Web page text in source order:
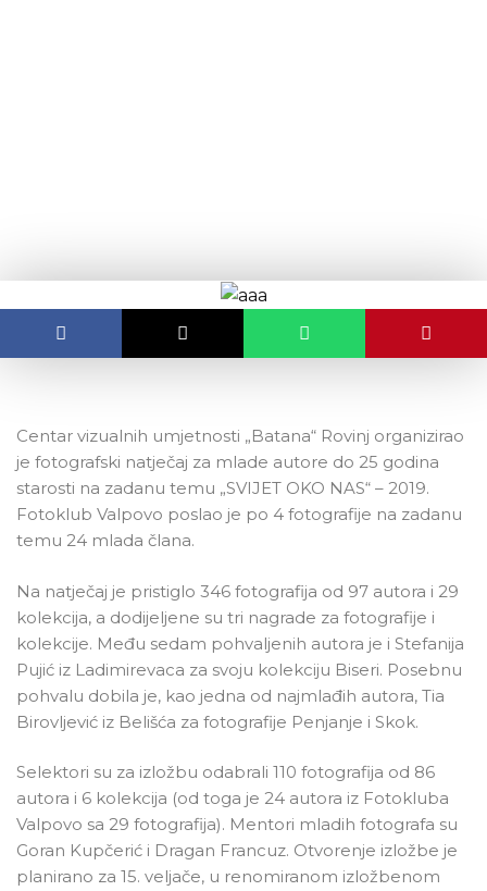
Centar vizualnih umjetnosti „Batana“ Rovinj organizirao
je fotografski natječaj za mlade autore do 25 godina
starosti na zadanu temu „SVIJET OKO NAS“ – 2019.
Fotoklub Valpovo poslao je po 4 fotografije na zadanu
temu 24 mlada člana.
Na natječaj je pristiglo 346 fotografija od 97 autora i 29
kolekcija, a dodijeljene su tri nagrade za fotografije i
kolekcije. Među sedam pohvaljenih autora je i Stefanija
Pujić iz Ladimirevaca za svoju kolekciju Biseri. Posebnu
pohvalu dobila je, kao jedna od najmlađih autora, Tia
Birovljević iz Belišća za fotografije Penjanje i Skok.
Selektori su za izložbu odabrali 110 fotografija od 86
autora i 6 kolekcija (od toga je 24 autora iz Fotokluba
Valpovo sa 29 fotografija). Mentori mladih fotografa su
Goran Kupčerić i Dragan Francuz. Otvorenje izložbe je
planirano za 15. veljače, u renomiranom izložbenom